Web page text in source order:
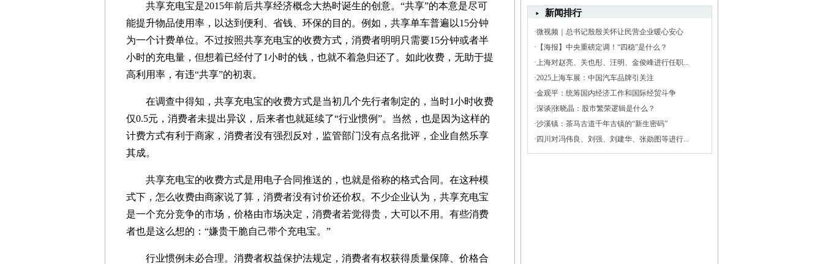
共享充电宝是2015年前后共享经济概念大热时诞生的创意。“共享”的本意是尽可
能提升物品使用率，以达到便利、省钱、环保的目的。例如，共享单车普遍以15分钟
为一个计费单位。不过按照共享充电宝的收费方式，消费者明明只需要15分钟或者半
小时的充电量，但想着已经付了1小时的钱，也就不着急归还了。如此收费，无助于提
高利用率，有违“共享”的初衷。
在调查中得知，共享充电宝的收费方式是当初几个先行者制定的，当时1小时收费
仅0.5元，消费者未提出异议，后来者也就延续了“行业惯例”。当然，也是因为这样的
计费方式有利于商家，消费者没有强烈反对，监管部门没有点名批评，企业自然乐享
其成。
共享充电宝的收费方式是用电子合同推送的，也就是俗称的格式合同。在这种模
式下，怎么收费由商家说了算，消费者没有讨价还价权。不少企业认为，共享充电宝
是一个充分竞争的市场，价格由市场决定，消费者若觉得贵，大可以不用。有些消费
者也是这么想的：“嫌贵干脆自己带个充电宝。”
行业惯例未必合理。消费者权益保护法规定，消费者有权获得质量保障、价格合
新闻排行
·微视频｜总书记殷殷关怀让民营企业暖心安心
· 【海报】中央重磅定调！“四稳”是什么？
·上海对赵亮、关也彤、汪明、金俊峰进行任职...
·2025上海车展：中国汽车品牌引关注
·金观平：统筹国内经济工作和国际经贸斗争
·深谈|张晓晶：股市繁荣逻辑是什么？
·沙溪镇：茶马古道千年古镇的“新生密码”
· 四川对冯伟良、刘强、刘建华、张勋图等进行...